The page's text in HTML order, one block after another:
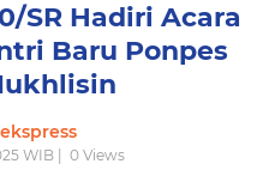
SR Hadiri Acara
Baru Ponpes
WIB | 0 Views